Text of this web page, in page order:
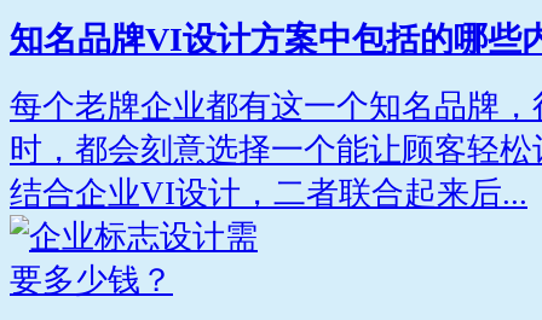
知名品牌VI设计方案中包括的哪些
每个老牌企业都有这一个知名品牌
时，都会刻意选择一个能让顾客轻
结合企业VI设计，二者联合起来后...